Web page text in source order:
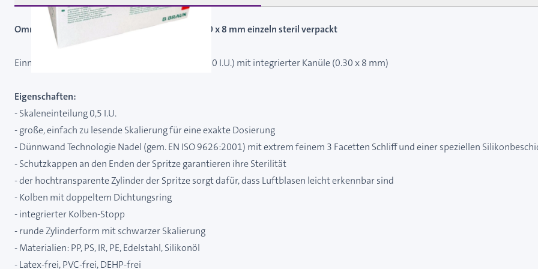
Omnican U-40 0,5 ml, 20 I.E. Insulinspritze - 0,30 x 8 mm einzeln steril verpackt
Einmal-Insulinspritze für U-40-Insulin (0,5 ml / 20 I.U.) mit integrierter Kanüle (0.30 x 8 mm)
Eigenschaften:
- Skaleneinteilung 0,5 I.U.
- große, einfach zu lesende Skalierung für eine exakte Dosierung
- Dünnwand Technologie Nadel (gem. EN ISO 9626:2001) mit extrem feinem 3 Facetten Schliff und einer speziellen
- Schutzkappen an den Enden der Spritze garantieren ihre Sterilität
- der hochtransparente Zylinder der Spritze sorgt dafür, dass Luftblasen leicht erkennbar sind
- Kolben mit doppeltem Dichtungsring
- integrierter Kolben-Stopp
- runde Zylinderform mit schwarzer Skalierung
- Materialien: PP, PS, IR, PE, Edelstahl, Silikonöl
- Latex-frei, PVC-frei, DEHP-frei